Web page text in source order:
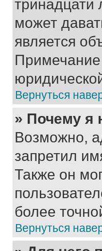
тринадцати
может
является
Примечание
Вернуться
» Почему я
Возможно,
запретил
Также он
более
Вернуться